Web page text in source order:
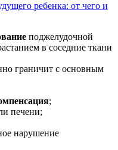
ребенка: от чего и
поджелудочной
в соседние ткани
граничит с основным
;
печени;
нарушение